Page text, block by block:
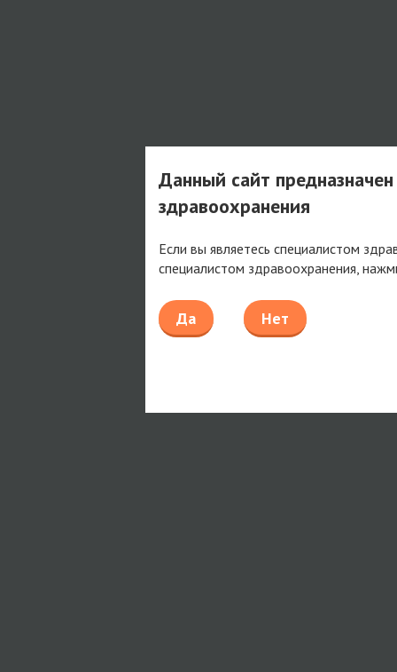
Данный сайт
здравоохранения
Если вы являетесь специалистом
специалистом здравоохранения,
Да Нет